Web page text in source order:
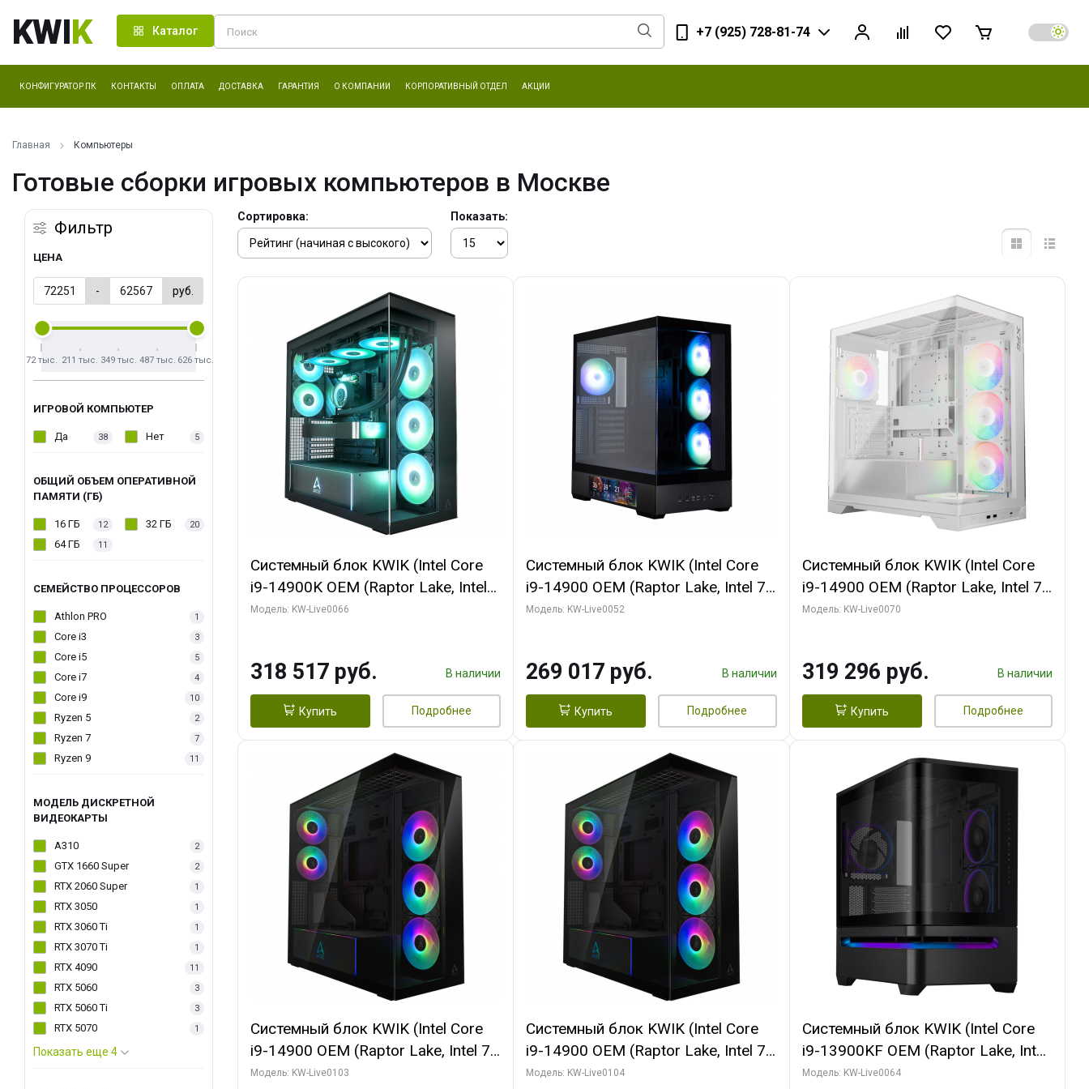
KWIK Каталог +7 (925) 728-81-74
КОНФИГУРАТОР ПК КОНТАКТЫ ОПЛАТА ДОСТАВКА ГАРАНТИЯ О КОМПАНИИ КОРПОРАТИВНЫЙ ОТДЕЛ АКЦИИ
Главная Компьютеры
Готовые сборки игровых компьютеров в Москве
Фильтр
ЦЕНА
- руб.
72 тыс. 211 тыс. 349 тыс. 487 тыс. 626 тыс.
ИГРОВОЙ КОМПЬЮТЕР
Да 38 Нет 5
ОБЩИЙ ОБЪЕМ ОПЕРАТИВНОЙ
ПАМЯТИ (ГБ)
16 ГБ 12 32 ГБ 20
64 ГБ 11
СЕМЕЙСТВО ПРОЦЕССОРОВ
Athlon PRO 1
Core i3 3
Core i5 5
Core i7 4
Core i9 10
Ryzen 5 2
Ryzen 7 7
Ryzen 9 11
МОДЕЛЬ ДИСКРЕТНОЙ
ВИДЕОКАРТЫ
A310 2
GTX 1660 Super 2
RTX 2060 Super 1
RTX 3050 1
RTX 3060 Ti 1
RTX 3070 Ti 1
RTX 4090 11
RTX 5060 3
RTX 5060 Ti 3
RTX 5070 1
Показать еще 4
Сортировка: Показать:
Системный блок KWIK (Intel Core
i9-14900K OEM (Raptor Lake, Intel
7, C24 16EC/8PC/ 64 ГБ ОЗУ (2
GDDR7 256bit/ 1 ТБ SSD)
Модель: KW-Live0066
318 517 руб. В наличии
Купить Подробнее
Системный блок KWIK (Intel Core
i9-14900 OEM (Raptor Lake, Intel 7,
C24 16EC/8PC// 64 ГБ ОЗУ (2
256bit 3xDP HD/ 512 ГБ SSD)
Модель: KW-Live0052
269 017 руб. В наличии
Купить Подробнее
Системный блок KWIK (Intel Core
i9-14900 OEM (Raptor Lake, Intel 7,
C24 16EC/8PC// 64 ГБ ОЗУ (2
GDDR7 256bit/ 960 ГБ SSD)
Модель: KW-Live0070
319 296 руб. В наличии
Купить Подробнее
Системный блок KWIK (Intel Core
i9-14900 OEM (Raptor Lake, Intel 7,
C24 16EC/8PC// 64 ГБ ОЗУ (2
Модель: KW-Live0103
Системный блок KWIK (Intel Core
i9-14900 OEM (Raptor Lake, Intel 7,
C24 16EC/8PC// 64 ГБ ОЗУ (2
Модель: KW-Live0104
Системный блок KWIK (Intel Core
i9-13900KF OEM (Raptor Lake, Intel
7, C24 16EC/8P/ 64 ГБ ОЗУ (2
Модель: KW-Live0064